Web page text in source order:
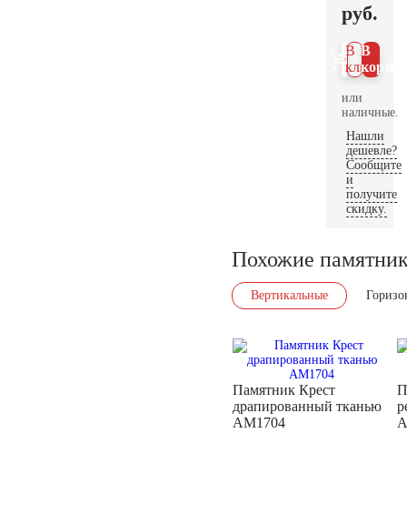
руб.
В
В 1
клик
или
наличные.
Нашли
дешевле?
Сообщите
и
получите
скидку.
Похожие
Вертикальные
Памятник Крест
драпированный тканью
AM1704